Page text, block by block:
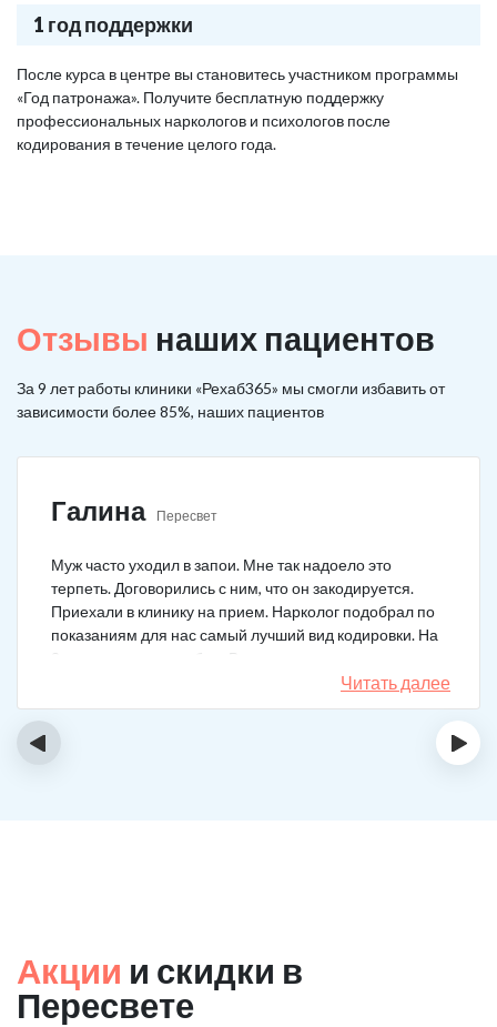
1 год поддержки
После курса в центре вы становитесь участником программы
«Год патронажа». Получите бесплатную поддержку
профессиональных наркологов и психологов после
кодирования в течение целого года.
Отзывы наших пациентов
За 9 лет работы клиники «Рехаб365» мы смогли избавить от
зависимости более 85%, наших пациентов
Галина Пересвет
Муж часто уходил в запои. Мне так надоело это
терпеть. Договорились с ним, что он закодируется.
Приехали в клинику на прием. Нарколог подобрал по
показаниям для нас самый лучший вид кодировки. На
3 года поставили рубеж. Вот уже как два года мужа к
Читать далее
‹ ›
Акции и скидки в
Пересвете